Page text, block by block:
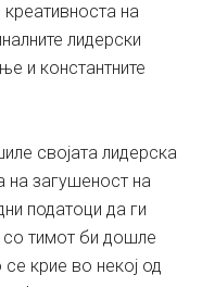
креативноста на
лидерски
и константните
својата лидерска
на загушеност на
податоци да ги
со тимот би дошле
крие во некој од